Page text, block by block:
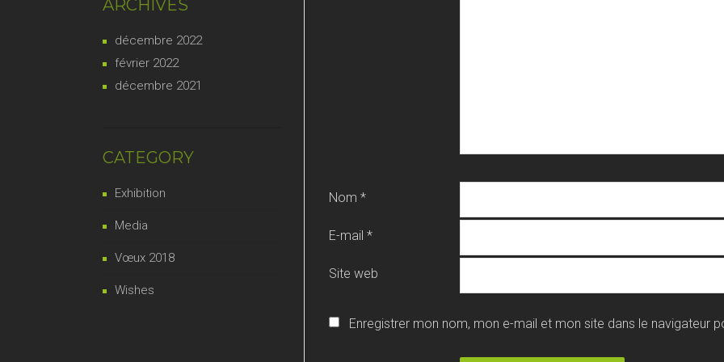
Nom *
E-mail *
Site web
Enregistrer mon nom, mon e-mail et mon site dans le navigateur
ARCHIVES
décembre 2022
février 2022
décembre 2021
CATEGORY
Exhibition
Media
Vœux 2018
Wishes